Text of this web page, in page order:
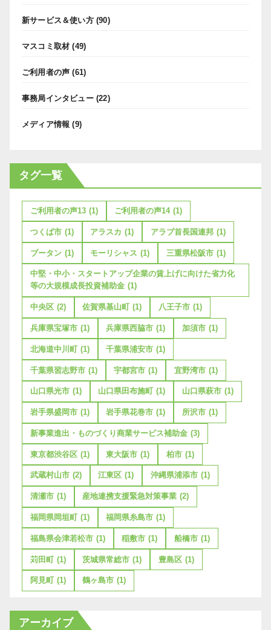
新サービス＆使い方(90)
マスコミ取材 (49)
ご利用者の声 (61)
事務局インタビュー(22)
メディア情報 (9)
タグ一覧
ご利用者の声13 (1) ご利用者の声14 (1)
つくば市 (1) アラスカ (1) アラブ首長国連邦 (1)
ブータン (1) モーリシャス (1) 三重県松阪市 (1)
中堅・中小・スタートアップ企業の賃上げに向けた省力化
等の大規模成長投資補助金 (1)
中央区 (2) 佐賀県基山町 (1) 八王子市 (1)
兵庫県宝塚市 (1) 兵庫県西脇市 (1) 加須市 (1)
北海道中川町 (1) 千葉県浦安市 (1)
千葉県習志野市 (1) 宇都宮市 (1) 宜野湾市 (1)
山口県光市 (1) 山口県田布施町 (1) 山口県萩市 (1)
岩手県盛岡市 (1) 岩手県花巻市 (1) 所沢市 (1)
新事業進出・ものづくり商業サービス補助金 (3)
東京都渋谷区 (1) 東大阪市 (1) 柏市 (1)
武蔵村山市 (2) 江東区 (1) 沖縄県浦添市 (1)
清瀬市 (1) 産地連携支援緊急対策事業 (2)
福岡県岡垣町 (1) 福岡県糸島市 (1)
福島県会津若松市 (1) 稲敷市 (1) 船橋市 (1)
苅田町 (1) 茨城県常総市 (1) 豊島区 (1)
阿見町 (1) 鶴ヶ島市 (1)
アーカイブ